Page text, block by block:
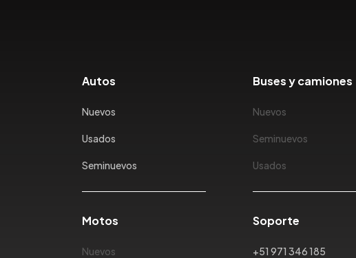
Autos
Nuevos
Usados
Seminuevos
Buses y camiones
Nuevos
Seminuevos
Usados
Motos
Nuevos
Soporte
+51 971 346 185